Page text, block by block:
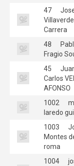
47
Villaverde
Carrera
48
Fragio
45
Carlos
AFONSO
1002
laredo
1003
Montes
roma
1004